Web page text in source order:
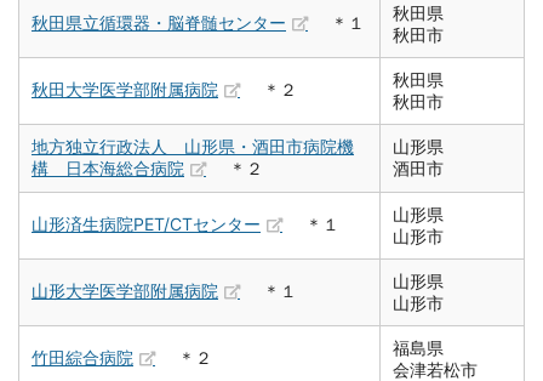
秋田県立循環器・脳脊髄センター ＊１
秋田県
秋田市
秋田大学医学部附属病院 ＊２
秋田県
秋田市
地方独立行政法人 山形県・酒田市病院機
構 日本海総合病院
＊２
山形県
酒田市
山形済生病院PET/CTセンター ＊１
山形県
山形市
山形大学医学部附属病院 ＊１
山形県
山形市
竹田綜合病院 ＊２
福島県
会津若松市